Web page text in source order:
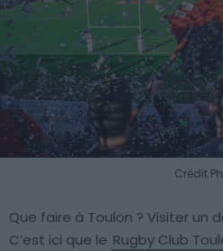
Crédit
Que faire à Toulon ? Visiter un
C’est ici que le Rugby Club